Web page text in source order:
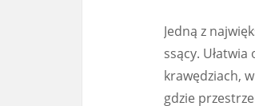
Jedną z
ssący.
krawędziach,
gdzie